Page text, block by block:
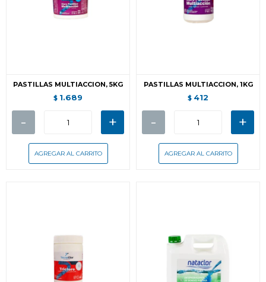
PASTILLAS MULTIACCION, 5KG
$ 1.689
- +
PASTILLAS MULTIACCION, 1KG
$ 412
- +